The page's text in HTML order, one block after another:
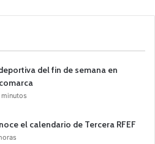
del fin de semana en
minutos
el calendario de Tercera RFEF